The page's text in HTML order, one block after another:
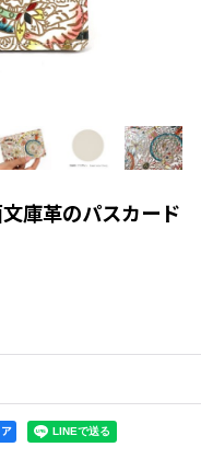
庫革のパスカード